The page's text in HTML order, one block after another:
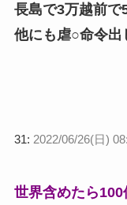
長島で3万越前で
他にも虐○命令出
31: 2022/06/26(日)
世界含めたら